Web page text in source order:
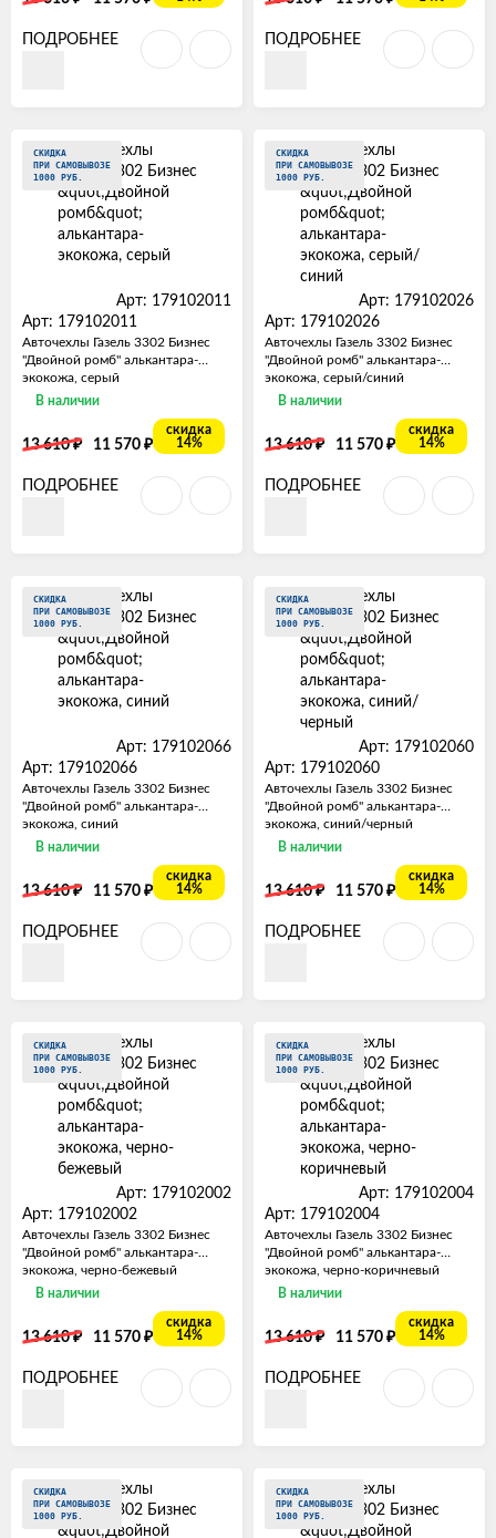
ПОДРОБНЕЕ ПОДРОБНЕЕ
СКИДКА
ПРИ САМОВЫВОЗЕ
1000 РУБ.
Арт: 179102011
Арт: 179102011
Авточехлы Газель 3302 Бизнес
"Двойной ромб" алькантара-
экокожа, серый
В наличии
13 610₽ 11 570 ₽
скидка
14%
ПОДРОБНЕЕ
СКИДКА
ПРИ САМОВЫВОЗЕ
1000 РУБ.
Арт: 179102026
Арт: 179102026
Авточехлы Газель 3302 Бизнес
"Двойной ромб" алькантара-
экокожа, серый/синий
В наличии
13 610₽ 11 570 ₽
скидка
14%
ПОДРОБНЕЕ
СКИДКА
ПРИ САМОВЫВОЗЕ
1000 РУБ.
Арт: 179102066
Арт: 179102066
Авточехлы Газель 3302 Бизнес
"Двойной ромб" алькантара-
экокожа, синий
В наличии
13 610₽ 11 570 ₽
скидка
14%
ПОДРОБНЕЕ
СКИДКА
ПРИ САМОВЫВОЗЕ
1000 РУБ.
Арт: 179102060
Арт: 179102060
Авточехлы Газель 3302 Бизнес
"Двойной ромб" алькантара-
экокожа, синий/черный
В наличии
13 610₽ 11 570 ₽
скидка
14%
ПОДРОБНЕЕ
СКИДКА
ПРИ САМОВЫВОЗЕ
1000 РУБ.
Арт: 179102002
Арт: 179102002
Авточехлы Газель 3302 Бизнес
"Двойной ромб" алькантара-
экокожа, черно-бежевый
В наличии
13 610₽ 11 570 ₽
скидка
14%
ПОДРОБНЕЕ
СКИДКА
ПРИ САМОВЫВОЗЕ
1000 РУБ.
Арт: 179102004
Арт: 179102004
Авточехлы Газель 3302 Бизнес
"Двойной ромб" алькантара-
экокожа, черно-коричневый
В наличии
13 610₽ 11 570 ₽
скидка
14%
ПОДРОБНЕЕ
СКИДКА
ПРИ САМОВЫВОЗЕ
1000 РУБ.
СКИДКА
ПРИ САМОВЫВОЗЕ
1000 РУБ.